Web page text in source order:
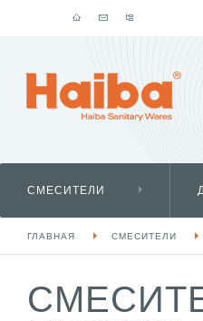
СМЕСИТЕЛИ
ГЛАВНАЯ СМЕСИТЕЛИ